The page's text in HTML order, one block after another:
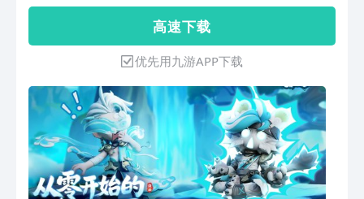
高 速 下 载
优先用九游APP下载